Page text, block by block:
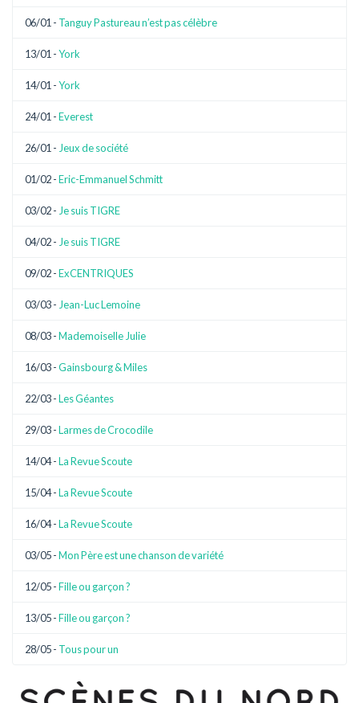
06/01 - Tanguy Pastureau n’est pas célèbre
13/01 -York
14/01 -York
24/01 -Everest
26/01 - Jeux de société
01/02 -Eric-Emmanuel Schmitt
03/02 - Je suis TIGRE
04/02 - Je suis TIGRE
09/02 -ExCENTRIQUES
03/03 - Jean-Luc Lemoine
08/03 -Mademoiselle Julie
16/03 -Gainsbourg & Miles
22/03 -Les Géantes
29/03 -Larmes de Crocodile
14/04 -La Revue Scoute
15/04 -La Revue Scoute
16/04 -La Revue Scoute
03/05 -Mon Père est une chanson de variété
12/05 -Fille ou garçon ?
13/05 -Fille ou garçon ?
28/05 - Tous pour un